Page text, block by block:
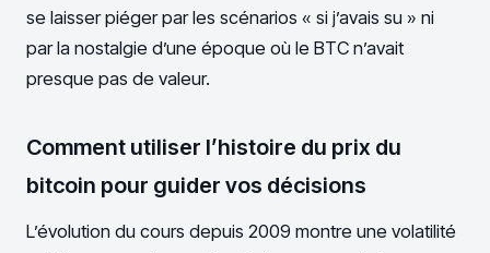
se laisser piéger par les scénarios « si j’avais su » ni
par la nostalgie d’une époque où le BTC n’avait
presque pas de valeur.
Comment utiliser l’histoire du prix du
bitcoin pour guider vos décisions
L’évolution du cours depuis 2009 montre une volatilité